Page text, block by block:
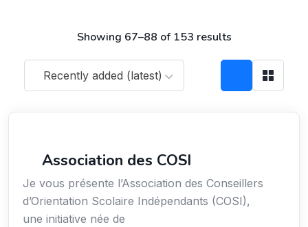
Showing 67–88 of 153 results
Recently added (latest)
Association des COSI
Je vous présente l’Association des Conseillers
d’Orientation Scolaire Indépendants (COSI),
une initiative née de